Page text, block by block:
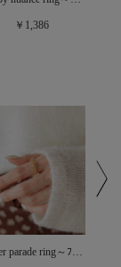
￥1,386
flower parade ring～ﾌﾗﾜｰﾊﾟﾚｰﾄﾞﾘﾝｸﾞ